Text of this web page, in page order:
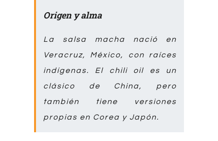
Origen y alma
La salsa macha nació en
Veracruz, México, con raíces
indígenas. El chili oil es un
clásico de China, pero
también tiene versiones
propias en Corea y Japón.